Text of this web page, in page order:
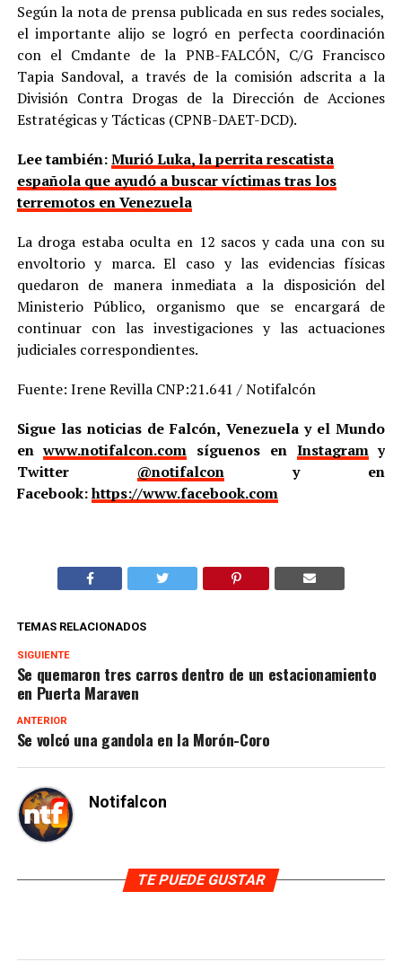
Según la nota de prensa publicada en sus redes sociales,
el importante alijo se logró en perfecta coordinación
con el Cmdante de la PNB-FALCÓN, C/G Francisco
Tapia Sandoval, a través de la comisión adscrita a la
División Contra Drogas de la Dirección de Acciones
Estratégicas y Tácticas (CPNB-DAET-DCD).
Lee también:Murió Luka, la perrita rescatista
española que ayudó a buscar víctimas tras los
terremotos en Venezuela
La droga estaba oculta en 12 sacos y cada una con su
envoltorio y marca. El caso y las evidencias físicas
quedaron de manera inmediata a la disposición del
Ministerio Público, organismo que se encargará de
continuar con las investigaciones y las actuaciones
judiciales correspondientes.
Fuente: Irene Revilla CNP:21.641 / Notifalcón
Sigue las noticias de Falcón, Venezuela y el Mundo
enwww.notifalcon.com síguenos en Instagramy
Twitter @notifalcony en
Facebook:https://www.facebook.com
TEMAS RELACIONADOS
SIGUIENTE
Se quemaron tres carros dentro de un estacionamiento
en Puerta Maraven
ANTERIOR
Se volcó una gandola en la Morón-Coro
Notifalcon
TE PUEDE GUSTAR